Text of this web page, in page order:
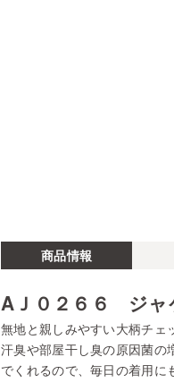
商品情報
AＪ０２６６ ジャ
無地と親しみやすい大柄チェ
汗臭や部屋干し臭の原因菌
でくれるので、毎日の着用に